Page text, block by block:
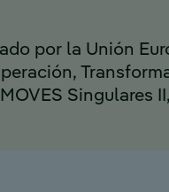
por la Unión
Singulares